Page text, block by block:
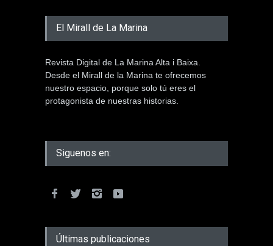
El Mirall de La Marina
Revista Digital de La Marina Alta i Baixa.
Desde el Mirall de la Marina te ofrecemos
nuestro espacio, porque solo tú eres el
protagonista de nuestras historias.
Siguenos en:
Últimas publicaciones